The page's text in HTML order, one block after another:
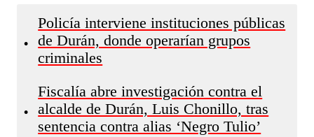
•
Policía interviene instituciones públicas
de Durán, donde operarían grupos
criminales
•
Fiscalía abre investigación contra el
alcalde de Durán, Luis Chonillo, tras
sentencia contra alias ‘Negro Tulio’